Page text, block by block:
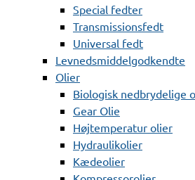
Special fedter
Transmissionsfedt
Universal fedt
Levnedsmiddelgodkendte
Olier
Biologisk nedbrydelige
Gear Olie
Højtemperatur olier
Hydraulikolier
Kædeolier